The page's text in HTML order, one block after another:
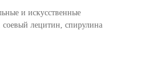
и искусственные
соевый лецитин, спирулина